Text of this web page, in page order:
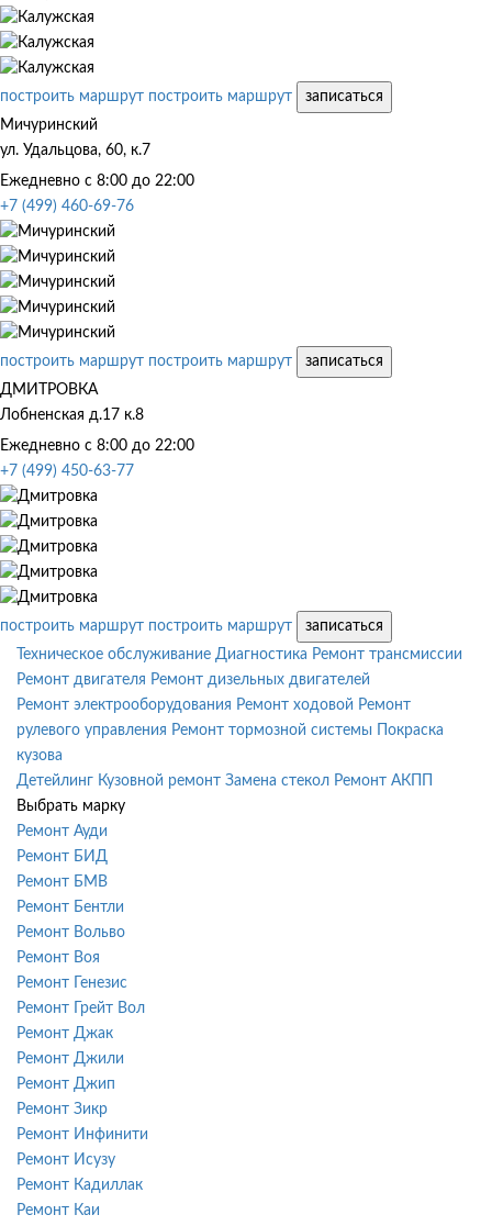
построить маршрут построить маршрут
записаться
Мичуринский
ул. Удальцова, 60, к.7
Ежедневно с 8:00 до 22:00
+7 (499) 460-69-76
построить маршрут построить маршрут
записаться
ДМИТРОВКА
Лобненская д.17 к.8
Ежедневно с 8:00 до 22:00
+7 (499) 450-63-77
построить маршрут построить маршрут
записаться
Техническое обслуживание Диагностика Ремонт трансмиссии
Ремонт двигателя Ремонт дизельных двигателей
Ремонт электрооборудования Ремонт ходовой Ремонт
рулевого управления Ремонт тормозной системы
Покраска
кузова
Детейлинг Кузовной ремонт Замена стекол Ремонт АКПП
Выбрать марку
Ремонт Ауди
Ремонт БИД
Ремонт БМВ
Ремонт Бентли
Ремонт Вольво
Ремонт Воя
Ремонт Генезис
Ремонт Грейт Вол
Ремонт Джак
Ремонт Джили
Ремонт Джип
Ремонт Зикр
Ремонт Инфинити
Ремонт Исузу
Ремонт Кадиллак
Ремонт Каи